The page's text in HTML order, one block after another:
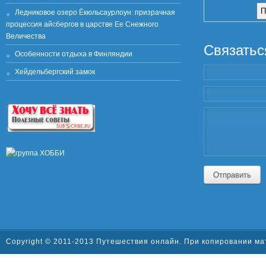
Ледниковое озеро Ёкюльсаурлоун: призрачная
процессия айсбергов в царстве Ее Снежного
Величества
Особенности отдыха в Финляндии
Хейдельбергский замок
Отправить
Copyright © 2011-2013 Путешествия онлайн. При копировании